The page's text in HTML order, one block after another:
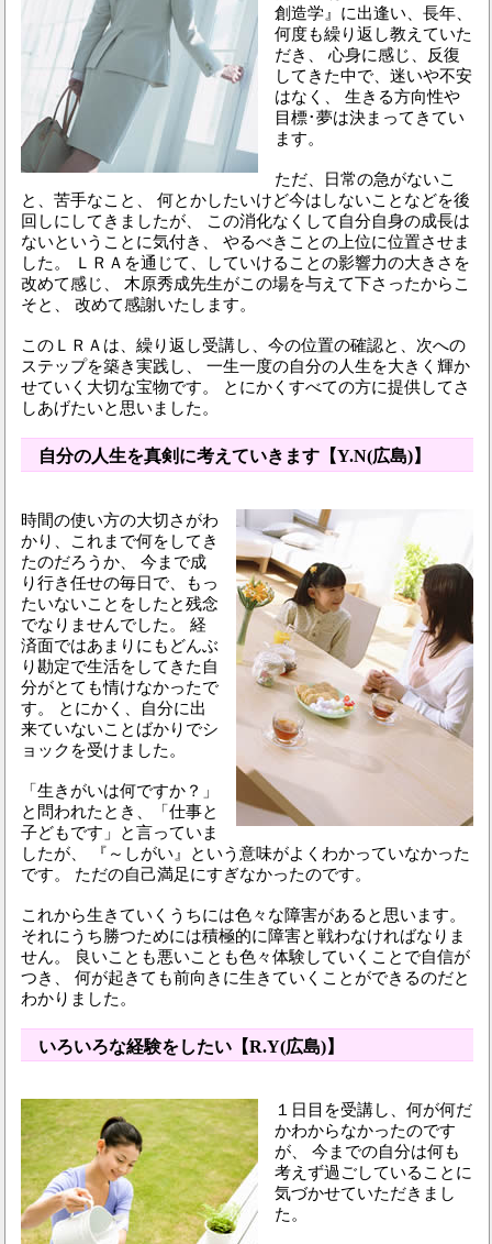
創造学』に出逢い、長年、
何度も繰り返し教えていた
だき、 心身に感じ、反復
してきた中で、迷いや不安
はなく、 生きる方向性や
目標･夢は決まってきてい
ます。
ただ、日常の急がないこ
と、苦手なこと、 何とかしたいけど今はしないことなどを後
回しにしてきましたが、 この消化なくして自分自身の成長は
ないということに気付き、 やるべきことの上位に位置させま
した。 ＬＲＡを通じて、していけることの影響力の大きさを
改めて感じ、 木原秀成先生がこの場を与えて下さったからこ
そと、 改めて感謝いたします。
このＬＲＡは、繰り返し受講し、今の位置の確認と、次への
ステップを築き実践し、 一生一度の自分の人生を大きく輝か
せていく大切な宝物です。 とにかくすべての方に提供してさ
しあげたいと思いました。
自分の人生を真剣に考えていきます【Y.N(広島)】
時間の使い方の大切さがわ
かり、これまで何をしてき
たのだろうか、 今まで成
り行き任せの毎日で、もっ
たいないことをしたと残念
でなりませんでした。 経
済面ではあまりにもどんぶ
り勘定で生活をしてきた自
分がとても情けなかったで
す。 とにかく、自分に出
来ていないことばかりでシ
ョックを受けました。
「生きがいは何ですか？」
と問われたとき、「仕事と
子どもです」と言っていま
したが、 『～しがい』という意味がよくわかっていなかった
です。 ただの自己満足にすぎなかったのです。
これから生きていくうちには色々な障害があると思います。
それにうち勝つためには積極的に障害と戦わなければなりま
せん。 良いことも悪いことも色々体験していくことで自信が
つき、 何が起きても前向きに生きていくことができるのだと
わかりました。
いろいろな経験をしたい【R.Y(広島)】
１日目を受講し、何が何だ
かわからなかったのです
が、 今までの自分は何も
考えず過ごしていることに
気づかせていただきまし
た。